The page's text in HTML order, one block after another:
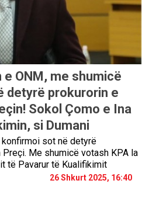
e ONM, me shumicë
detyrë prokurorin e
Sokol Çomo e Ina
si Dumani
sot në detyrë
Me shumicë votash KPA la
të Pavarur të Kualifikimit
26 Shkurt 2025, 16:40